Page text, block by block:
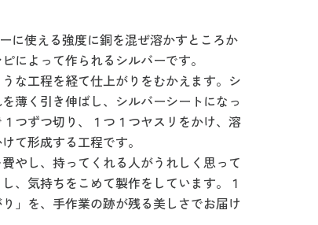
に使える強度に銅を混ぜ溶かすところか
によって作られるシルバーです。
な工程を経て仕上がりをむかえます。シ
薄く引き伸ばし、シルバーシートになっ
つずつ切り、１つ１つヤスリをかけ、溶
て形成する工程です。
やし、持ってくれる人がうれしく思って
、気持ちをこめて製作をしています。１
」を、手作業の跡が残る美しさでお届け